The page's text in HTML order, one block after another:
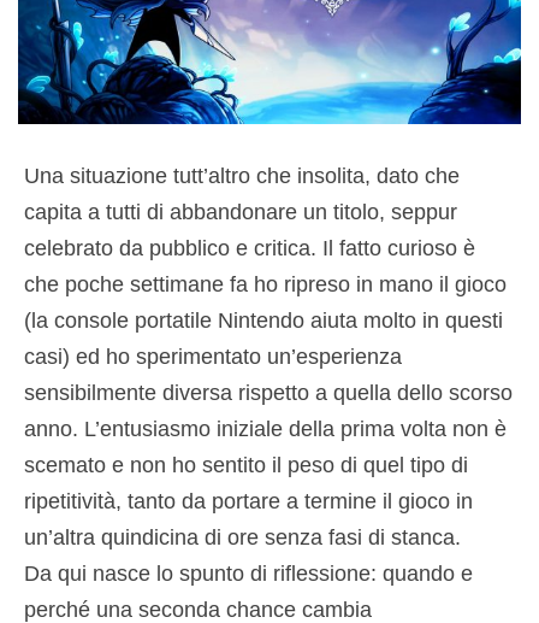
Una situazione tutt’altro che insolita, dato che
capita a tutti di abbandonare un titolo, seppur
celebrato da pubblico e critica. Il fatto curioso è
che poche settimane fa ho ripreso in mano il gioco
(la console portatile Nintendo aiuta molto in questi
casi) ed ho sperimentato un’esperienza
sensibilmente diversa rispetto a quella dello scorso
anno. L’entusiasmo iniziale della prima volta non è
scemato e non ho sentito il peso di quel tipo di
ripetitività, tanto da portare a termine il gioco in
un’altra quindicina di ore senza fasi di stanca.
Da qui nasce lo spunto di riflessione: quando e
perché una seconda chance cambia